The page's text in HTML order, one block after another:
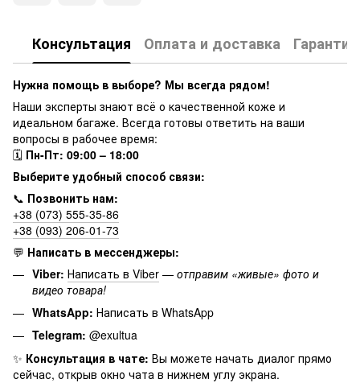
Консультация Оплата и доставка Гарантия
Нужна помощь в выборе? Мы всегда рядом!
Наши эксперты знают всё о качественной коже и
идеальном багаже. Всегда готовы ответить на ваши
вопросы в рабочее время:
🗓 Пн-Пт: 09:00 – 18:00
Выберите удобный способ связи:
📞 Позвонить нам:
+38 (073) 555-35-86
+38 (093) 206-01-73
💬 Написать в мессенджеры:
Viber: Написать в Viber — отправим «живые» фото и
видео товара!
WhatsApp: Написать в WhatsApp
Telegram: @exultua
✨ Консультация в чате: Вы можете начать диалог прямо
сейчас, открыв окно чата в нижнем углу экрана.